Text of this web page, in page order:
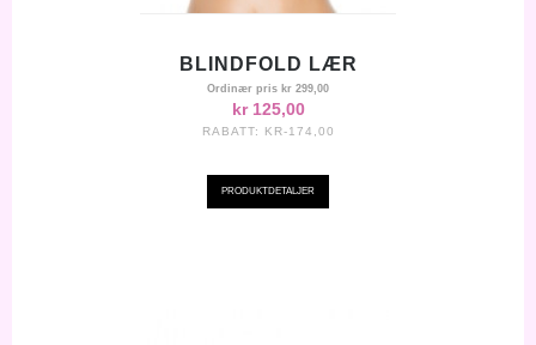
BLINDFOLD LÆR
Ordinær pris kr 299,00
kr 125,00
RABATT: KR-174,00
PRODUKTDETALJER